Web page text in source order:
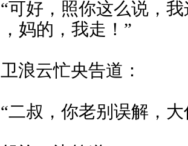
好，照你这么说，
妈的，我走！”
浪云忙央告道：
二叔，你老别误解，